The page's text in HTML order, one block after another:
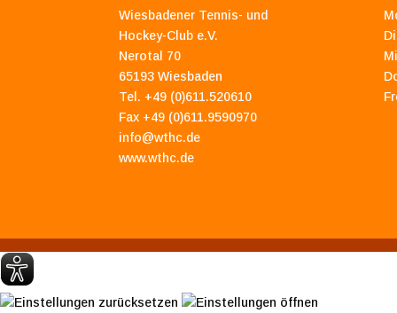
Wiesbadener Tennis- und
Hockey-Club e.V.
Nerotal 70
65193 Wiesbaden
Tel. +49 (0)611.520610
Fax +49 (0)611.9590970
info@wthc.de
www.wthc.de